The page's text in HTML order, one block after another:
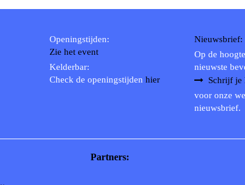
Openingstijden:
Zie het event
Kelderbar:
Check de openingstijden hier
Nieuwsbrief:
Op de
nieuwste
Schrijf je
voor onze
nieuwsbrief.
Partners: